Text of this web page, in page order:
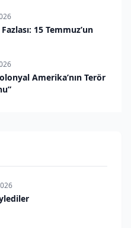
15 Temmuz’un
Amerika’nın Terör